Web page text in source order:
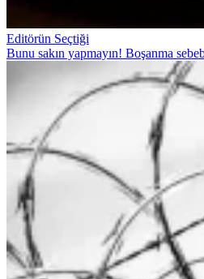
Editörün Seçtiği
Bunu sakın yapmayın! Boşanma